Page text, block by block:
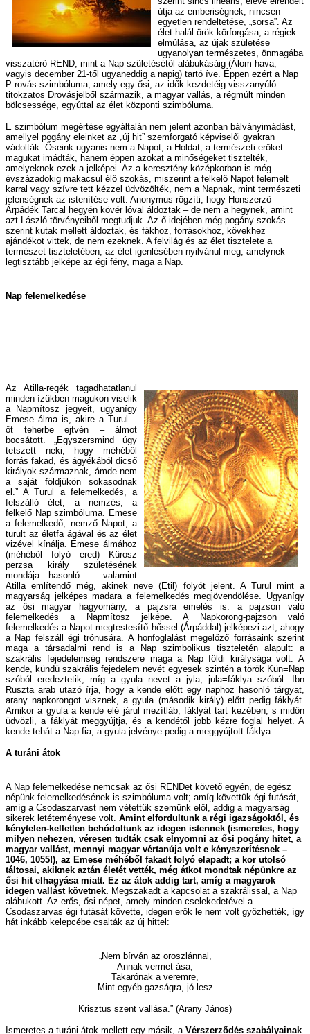
útja az emberiségnek, nincsen
egyetlen rendeltetése, „sorsa”. Az
élet-halál örök körforgása, a régiek
elmúlása, az újak születése
ugyanolyan természetes, önmagába
visszatérő REND, mint a Nap születésétől alábukásáig (Álom hava,
vagyis december 21-től ugyaneddig a napig) tartó íve. Éppen ezért a Nap
P rovás-szimbóluma, amely egy ősi, az idők kezdetéig visszanyúló
titokzatos Drovásjelből származik, a magyar vallás, a régmúlt minden
bölcsessége, egyúttal az élet központi szimbóluma.
E szimbólum megértése egyáltalán nem jelent azonban bálványimádást,
amellyel pogány eleinket az „új hit” szemforgató képviselői gyakran
vádolták. Őseink ugyanis nem a Napot, a Holdat, a természeti erőket
magukat imádták, hanem éppen azokat a minőségeket tisztelték,
amelyeknek ezek a jelképei. Az a keresztény középkorban is még
évszázadokig makacsul élő szokás, miszerint a felkelő Napot felemelt
karral vagy szívre tett kézzel üdvözölték, nem a Napnak, mint természeti
jelenségnek az istenítése volt. Anonymus rögzíti, hogy Honszerző
Árpádék Tarcal hegyén kövér lóval áldoztak – de nem a hegynek, amint
azt László törvényeiből megtudjuk. Az ő idejében még pogány szokás
szerint kutak mellett áldoztak, és fákhoz, forrásokhoz, kövekhez
ajándékot vittek, de nem ezeknek. A felvilág és az élet tisztelete a
természet tiszteletében, az élet igenlésében nyilvánul meg, amelynek
legtisztább jelképe az égi fény, maga a Nap.
Nap felemelkedése
Az Atilla-regék tagadhatatlanul
minden ízükben magukon viselik
a Napmítosz jegyeit, ugyanígy
Emese álma is, akire a Turul –
őt teherbe ejtvén – álmot
bocsátott. „Egyszersmind úgy
tetszett neki, hogy méhéből
forrás fakad, és ágyékából dicső
királyok származnak, ámde nem
a saját földjükön sokasodnak
el.” A Turul a felemelkedés, a
felszálló élet, a nemzés, a
felkelő Nap szimbóluma. Emese
a felemelkedő, nemző Napot, a
turult az életfa ágával és az élet
vizével kínálja. Emese álmához
(méhéből folyó ered) Kürosz
perzsa király születésének
mondája hasonló – valamint
Atilla említendő még, akinek neve (Etil) folyót jelent. A Turul mint a
magyarság jelképes madara a felemelkedés megjövendölése. Ugyanígy
az ősi magyar hagyomány, a pajzsra emelés is: a pajzson való
felemelkedés a Napmítosz jelképe. A Napkorong-pajzson való
felemelkedés a Napot megtestesítő hőssel (Árpáddal) jelképezi azt, ahogy
a Nap felszáll égi trónusára. A honfoglalást megelőző forrásaink szerint
maga a társadalmi rend is a Nap szimbolikus tiszteletén alapult: a
szakrális fejedelemség rendszere maga a Nap földi királysága volt. A
kende, kündü szakrális fejedelem nevét egyesek szintén a török Kün=Nap
szóból eredeztetik, míg a gyula nevet a jyla, jula=fáklya szóból. Ibn
Ruszta arab utazó írja, hogy a kende előtt egy naphoz hasonló tárgyat,
arany napkorongot visznek, a gyula (második király) előtt pedig fáklyát.
Amikor a gyula a kende elé járul mezítláb, fáklyát tart kezében, s midőn
üdvözli, a fáklyát meggyújtja, és a kendétől jobb kézre foglal helyet. A
kende tehát a Nap fia, a gyula jelvénye pedig a meggyújtott fáklya.
A turáni átok
A Nap felemelkedése nemcsak az ősi RENDet követő egyén, de egész
népünk felemelkedésének is szimbóluma volt; amíg követtük égi futását,
amíg a Csodaszarvast nem vétettük szemünk elől, addig a magyarság
sikerek letéteményese volt. Amint elfordultunk a régi igazságoktól, és
kénytelen-kelletlen behódoltunk az idegen istennek (ismeretes, hogy
milyen nehezen, véresen tudták csak elnyomni az ősi pogány hitet, a
magyar vallást, mennyi magyar vértanúja volt e kényszerítésnek –
1046, 1055!), az Emese méhéből fakadt folyó elapadt; a kor utolsó
táltosai, akiknek aztán életét vették, még átkot mondtak népünkre az
ősi hit elhagyása miatt. Ez az átok addig tart, amíg a magyarok
idegen vallást követnek. Megszakadt a kapcsolat a szakrálissal, a Nap
alábukott. Az erős, ősi népet, amely minden cselekedetével a
Csodaszarvas égi futását követte, idegen erők le nem volt győzhették, így
hát inkább kelepcébe csalták az új hittel:
„Nem bírván az oroszlánnal,
Annak vermet ása,
Takarónak a veremre,
Mint egyéb gazságra, jó lesz
Krisztus szent vallása.” (Arany János)
Ismeretes a turáni átok mellett egy másik, a Vérszerződés szabályainak